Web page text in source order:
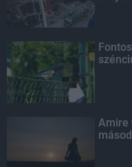
Amire